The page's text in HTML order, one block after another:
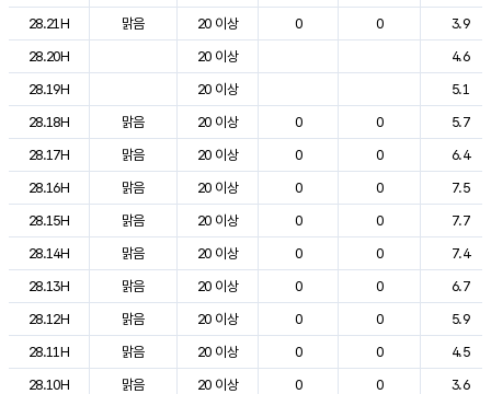
28.21H
맑음 20 이상 0 0
3.9
28.20H
20 이상
4.6
28.19H
20 이상
5.1
28.18H
맑음 20 이상 0 0
5.7
28.17H
맑음 20 이상 0 0
6.4
28.16H
맑음 20 이상 0 0
7.5
28.15H
맑음 20 이상 0 0
7.7
28.14H
맑음 20 이상 0 0
7.4
28.13H
맑음 20 이상 0 0
6.7
28.12H
맑음 20 이상 0 0
5.9
28.11H
맑음 20 이상 0 0
4.5
28.10H
맑음 20 이상 0 0
3.6